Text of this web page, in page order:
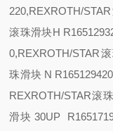
220,REXROTH/
滚珠滑块H
0,REXROTH/STAR
珠滑块 N
REXROTH/STAR滚
滑块30UP